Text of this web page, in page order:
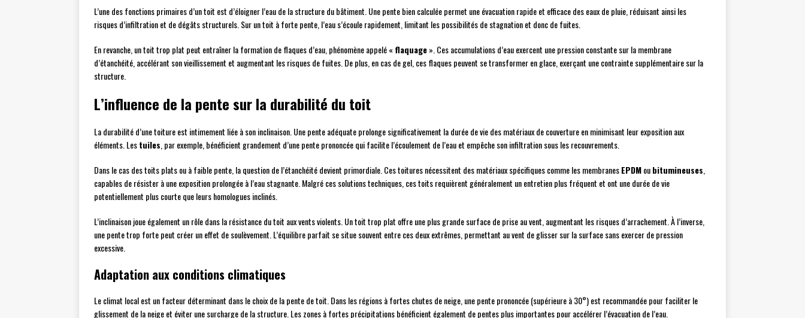
L’une des fonctions primaires d’un toit est d’éloigner l’eau de la structure du bâtiment. Une pente bien calculée permet une évacuation rapide et efficace des eaux de pluie, réduisant ainsi les
risques d’infiltration et de dégâts structurels. Sur un toit à forte pente, l’eau s’écoule rapidement, limitant les possibilités de stagnation et donc de fuites.
En revanche, un toit trop plat peut entraîner la formation de flaques d’eau, phénomène appelé « flaquage». Ces accumulations d’eau exercent une pression constante sur la membrane
d’étanchéité, accélérant son vieillissement et augmentant les risques de fuites. De plus, en cas de gel, ces flaques peuvent se transformer en glace, exerçant une contrainte supplémentaire sur la
structure.
L’influence de la pente sur la durabilité du toit
La durabilité d’une toiture est intimement liée à son inclinaison. Une pente adéquate prolonge significativement la durée de vie des matériaux de couverture en minimisant leur exposition aux
éléments. Lestuiles , par exemple, bénéficient grandement d’une pente prononcée qui facilite l’écoulement de l’eau et empêche son infiltration sous les recouvrements.
Dans le cas des toits plats ou à faible pente, la question de l’étanchéité devient primordiale. Ces toitures nécessitent des matériaux spécifiques comme les membranesEPDMoubitumineuses
capables de résister à une exposition prolongée à l’eau stagnante. Malgré ces solutions techniques, ces toits requièrent généralement un entretien plus fréquent et ont une durée de vie
potentiellement plus courte que leurs homologues inclinés.
L’inclinaison joue également un rôle dans la résistance du toit aux vents violents. Un toit trop plat offre une plus grande surface de prise au vent, augmentant les risques d’arrachement. À l’inverse,
une pente trop forte peut créer un effet de soulèvement. L’équilibre parfait se situe souvent entre ces deux extrêmes, permettant au vent de glisser sur la surface sans exercer de pression
excessive.
Adaptation aux conditions climatiques
Le climat local est un facteur déterminant dans le choix de la pente de toit. Dans les régions à fortes chutes de neige, une pente prononcée (supérieure à 30°) est recommandée pour faciliter le
glissement de la neige et éviter une surcharge de la structure. Les zones à fortes précipitations bénéficient également de pentes plus importantes pour accélérer l’évacuation de l’eau.